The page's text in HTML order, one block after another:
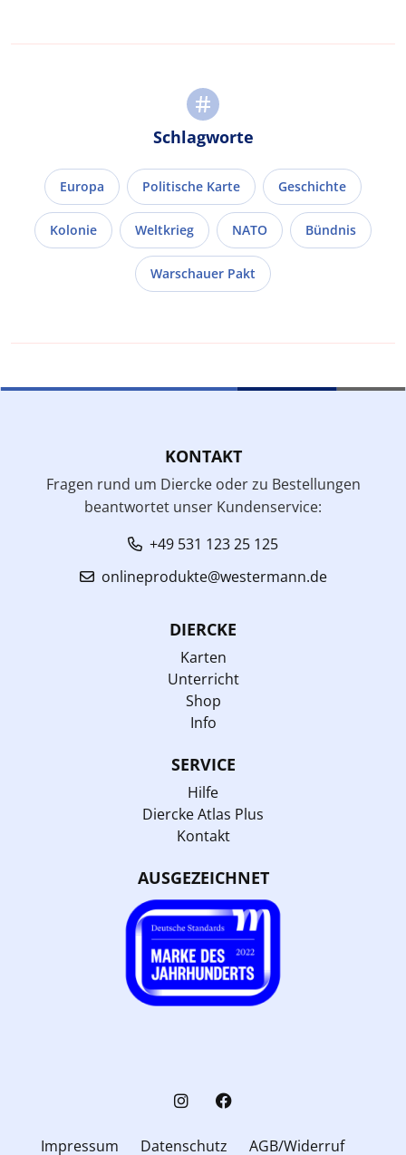
Schlagworte
Europa Politische Karte Geschichte
Kolonie Weltkrieg NATO Bündnis
Warschauer Pakt
KONTAKT
Fragen rund um Diercke oder zu Bestellungen
beantwortet unser Kundenservice:
+49 531 123 25 125
onlineprodukte@westermann.de
DIERCKE
Karten
Unterricht
Shop
Info
SERVICE
Hilfe
Diercke Atlas Plus
Kontakt
AUSGEZEICHNET
Impressum Datenschutz AGB/Widerruf